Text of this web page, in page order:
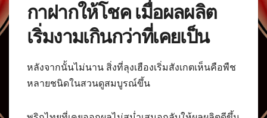
กาฝากให้โชค เมื่อผลผลิต
เริ่มงามเกินกว่าที่เคยเป็น
หลังจากนั้นไม่นาน สิ่งที่ลุงเฮืองเริ่มสังเกตเห็นคือพืช
หลายชนิดในสวนดูสมบูรณ์ขึ้น